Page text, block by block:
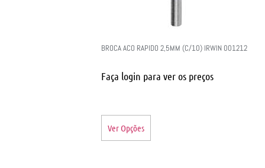
BROCA ACO RAPIDO 2,5MM (C/10) IRWIN 001212
Faça login para ver os preços
Ver Opções